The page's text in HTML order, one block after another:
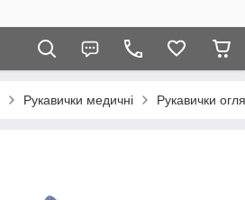
Рукавички медичні Рукавички